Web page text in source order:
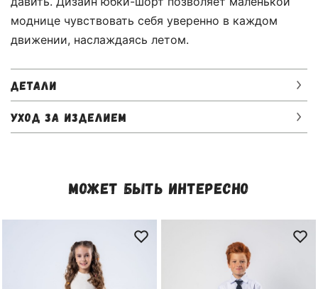
моднице чувствовать себя уверенно в каждом
движении, наслаждаясь летом.
ДЕТАЛИ
УХОД ЗА ИЗДЕЛИЕМ
МОЖЕТ БЫТЬ ИНТЕРЕСНО